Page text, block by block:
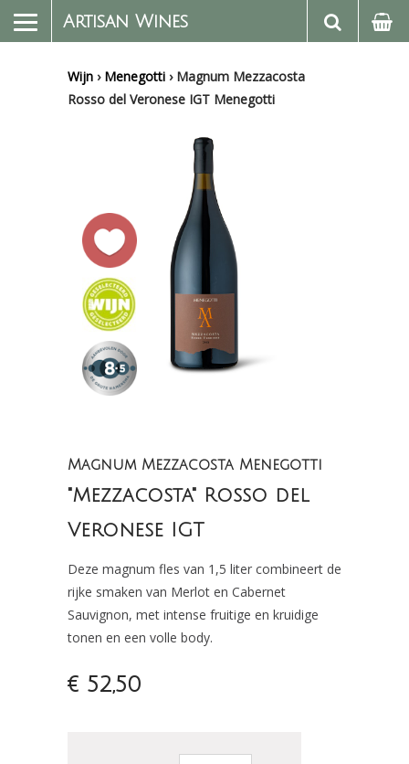
Artisan Wines
Wijn › Menegotti › Magnum Mezzacosta
Rosso del Veronese IGT Menegotti
Magnum Mezzacosta Menegotti
"Mezzacosta" Rosso del
Veronese IGT
Deze magnum fles van 1,5 liter combineert de
rijke smaken van Merlot en Cabernet
Sauvignon, met intense fruitige en kruidige
tonen en een volle body.
€ 52,50